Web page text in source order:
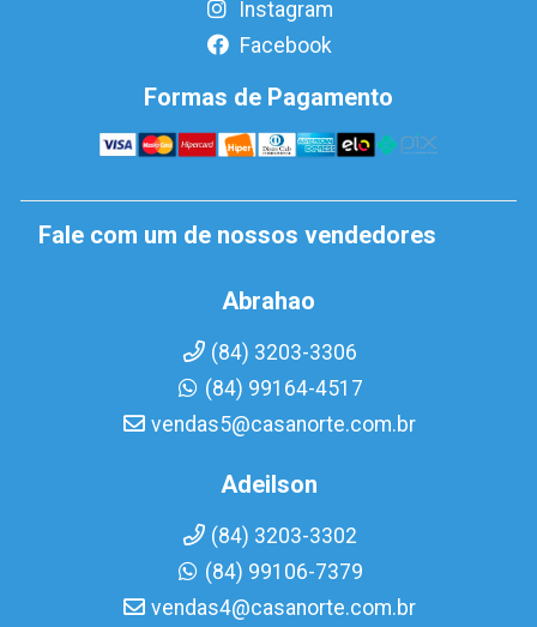
Instagram
Facebook
Formas de Pagamento
Fale com um de nossos vendedores
Abrahao
(84) 3203-3306
(84) 99164-4517
vendas5@casanorte.com.br
Adeilson
(84) 3203-3302
(84) 99106-7379
vendas4@casanorte.com.br